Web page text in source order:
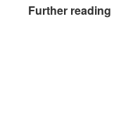
Further reading